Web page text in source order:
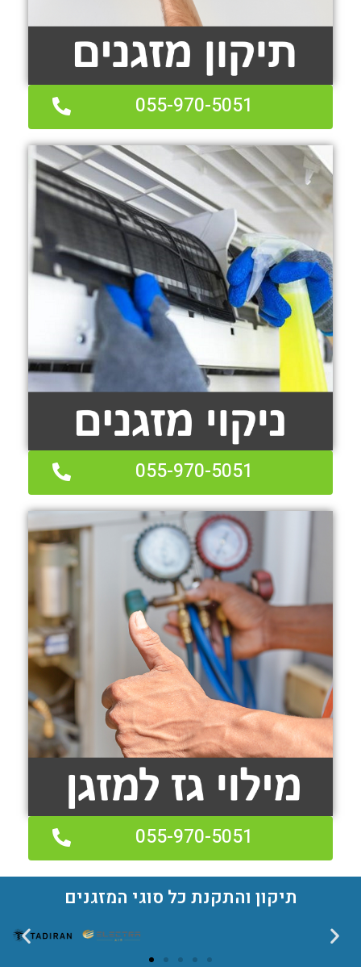
055-970-5051
055-970-5051
055-970-5051
תיקון והתקנת כל סוגי המזגנים